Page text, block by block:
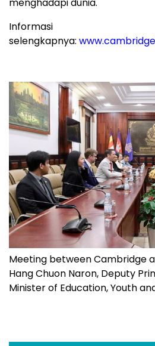
menghadapi dunia.
Informasi
selengkapnya:
Meeting between Cambridge
Hang Chuon Naron, Deputy
Minister of Education, Youth